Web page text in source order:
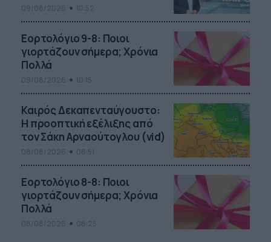
Εορτολόγιο 9-8: Ποιοι
γιορτάζουν σήμερα; Χρόνια
Πολλά
Καιρός Δεκαπενταύγουστο:
Η προοπτική εξέλιξης από
τον Σάκη Αρναούτογλου (vid)
Εορτολόγιο 8-8: Ποιοι
γιορτάζουν σήμερα; Χρόνια
Πολλά